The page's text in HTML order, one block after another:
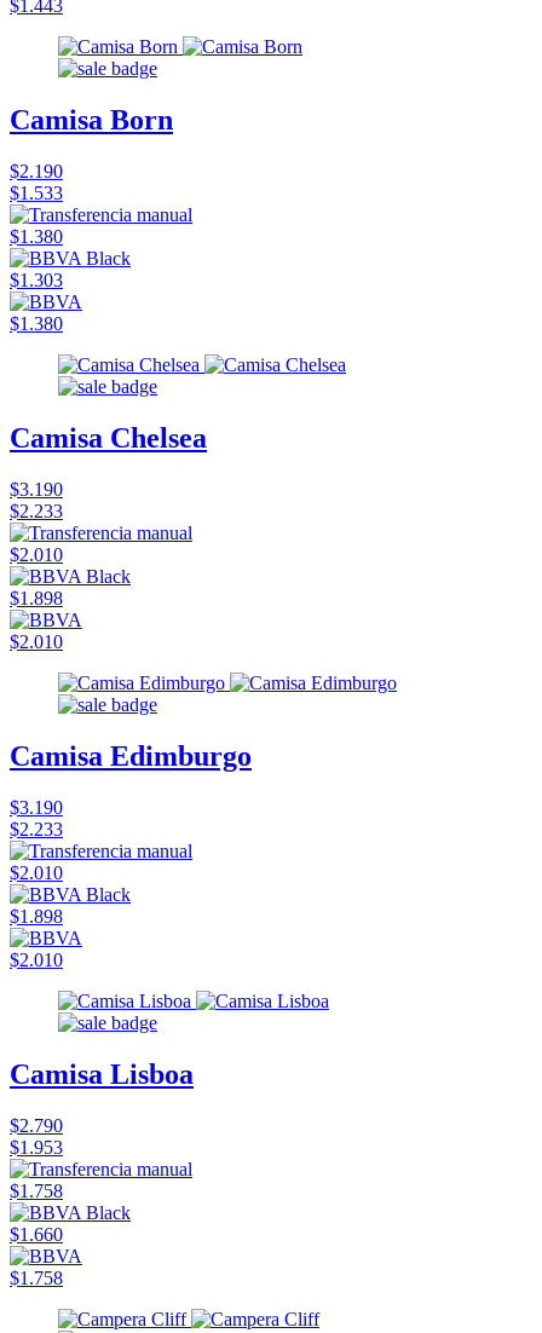
$1.443
Camisa Born
$2.190
$1.533
$1.380
$1.303
$1.380
Camisa Chelsea
$3.190
$2.233
$2.010
$1.898
$2.010
Camisa Edimburgo
$3.190
$2.233
$2.010
$1.898
$2.010
Camisa Lisboa
$2.790
$1.953
$1.758
$1.660
$1.758